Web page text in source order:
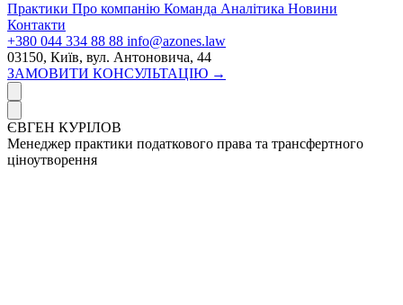
Практики Про компанію Команда Аналітика Новини
Контакти
+380 044 334 88 88 info@azones.law
03150, Київ, вул. Антоновича, 44
ЗАМОВИТИ КОНСУЛЬТАЦІЮ →
ЄВГЕН КУРІЛОВ
Менеджер практики податкового права та трансфертного
ціноутворення